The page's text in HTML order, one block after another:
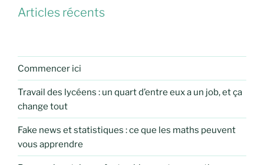
Articles récents
Commencer ici
Travail des lycéens : un quart d’entre eux a un job, et ça
change tout
Fake news et statistiques : ce que les maths peuvent
vous apprendre